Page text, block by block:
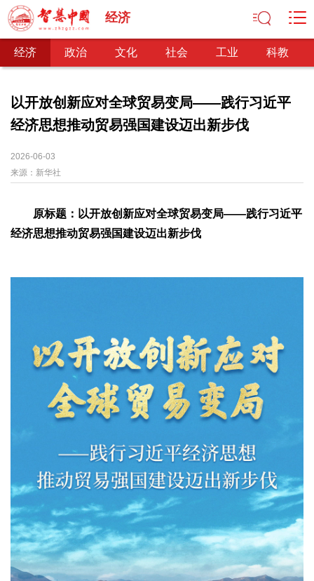
经济
经济 政治 文化 社会 工业 科教
经济
经济观察
经济转型
深化改革 依法治国 民主政治
社会
社会治理 社会保障 城乡发展 民生建设
装备制造 智能制造 制造2025 大国工匠
创新前沿 智慧教育 职业教育
三农
智慧农业 智慧乡村 基层之声
国防
国防建设 军民融合 兵器装备 军营风采
以开放创新应对全球贸易变局——践行习近平
经济思想推动贸易强国建设迈出新步伐
2026-06-03
来源： 新华社
原标题：以开放创新应对全球贸易变局——践行习近平
经济思想推动贸易强国建设迈出新步伐